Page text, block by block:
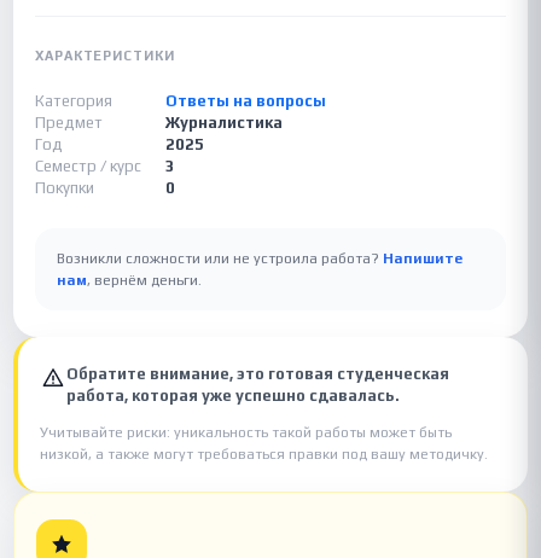
ХАРАКТЕРИСТИКИ
Категория
Ответы на вопросы
Предмет
Журналистика
Год
2025
Семестр / курс
3
Покупки
0
Возникли сложности или не устроила работа? Напишите
нам, вернём деньги.
Обратите внимание, это готовая студенческая
работа, которая уже успешно сдавалась.
Учитывайте риски: уникальность такой работы может быть
низкой, а также могут требоваться правки под вашу методичку.